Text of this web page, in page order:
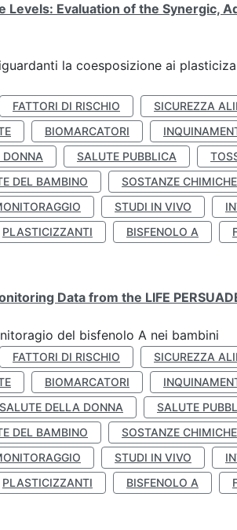
Levels: Evaluation of the Synergic,
la coesposizione ai
FATTORI DI RISCHIO
SICUREZZA
BIOMARCATORI
SALUTE PUBBLICA
DEL BAMBINO
SOSTANZE CHIMICHE
STUDI IN VIVO
PLASTICIZZANTI BISFENOLO A
Data from the LIFE
del bisfenolo A nei bambini
FATTORI DI RISCHIO
SICUREZZA
BIOMARCATORI
SALUTE DELLA DONNA SALUTE
DEL BAMBINO
SOSTANZE CHIMICHE
STUDI IN VIVO
PLASTICIZZANTI BISFENOLO A